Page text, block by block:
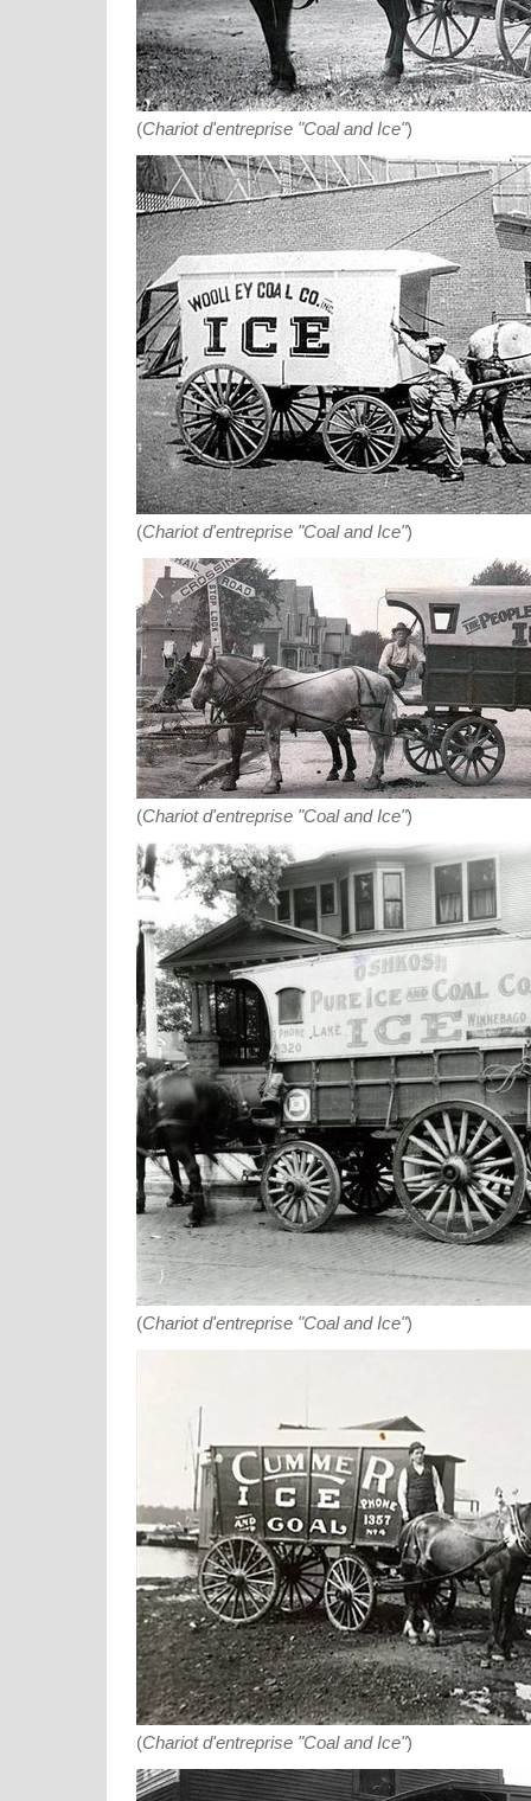
(Chariot d'entreprise "Coal and Ice")
(Chariot d'entreprise "Coal and Ice")
(Chariot d'entreprise "Coal and Ice")
(Chariot d'entreprise "Coal and Ice")
(Chariot d'entreprise "Coal and Ice")